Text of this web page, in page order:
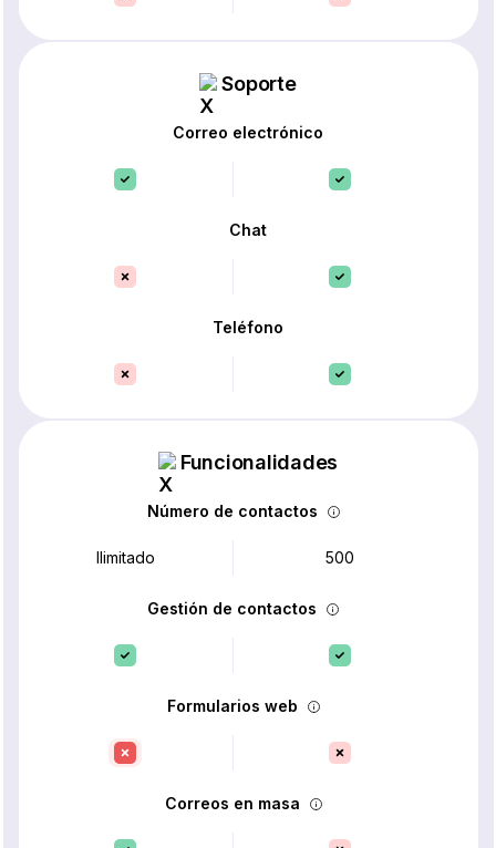
Soporte
Correo electrónico
Chat
Teléfono
Funcionalidades
Número de contactos
Ilimitado 500
Gestión de contactos
Formularios web
Correos en masa